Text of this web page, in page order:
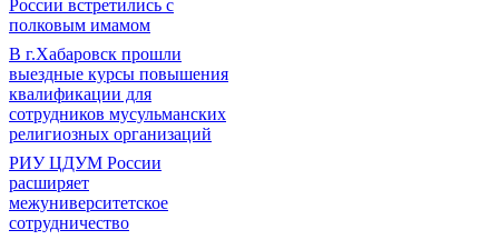
России встретились с
полковым имамом
В г.Хабаровск прошли
выездные курсы повышения
квалификации для
сотрудников мусульманских
религиозных организаций
РИУ ЦДУМ России
расширяет
межуниверситетское
сотрудничество